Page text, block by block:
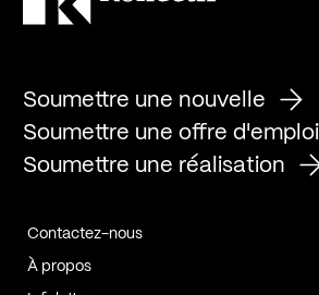
Soumettre une nouvelle
Soumettre une offre d'emploi
Soumettre une réalisation
Contactez-nous
À propos